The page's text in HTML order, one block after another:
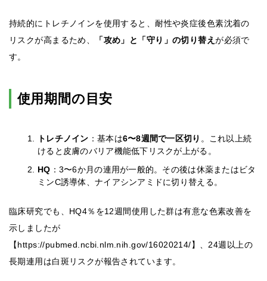
持続的にトレチノインを使用すると、耐性や炎症後色素沈着の
リスクが高まるため、
「攻め」と「守り」の切り替えが必須で
す。
使用期間の目安
トレチノイン ：基本は6〜8週間で一区切り 。これ以上続
けると皮膚のバリア機能低下リスクが上がる。
HQ ：3〜6か月の連用が一般的。その後は休薬またはビタ
ミンC誘導体、ナイアシンアミドに切り替える。
臨床研究でも、HQ4％を12週間使用した群は有意な色素改善を
示しましたが
【https://pubmed.ncbi.nlm.nih.gov/16020214/】、24週以上の
長期連用は白斑リスクが報告されています。